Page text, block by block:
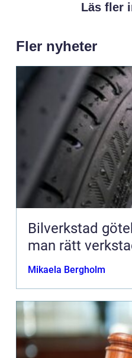
Läs fler
Fler nyheter
Bilverkstad göteborg
man rätt
Mikaela Bergholm